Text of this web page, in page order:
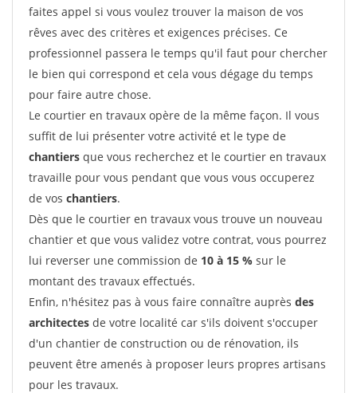
faites appel si vous voulez trouver la maison de vos
rêves avec des critères et exigences précises. Ce
professionnel passera le temps qu'il faut pour chercher
le bien qui correspond et cela vous dégage du temps
pour faire autre chose.
Le courtier en travaux opère de la même façon. Il vous
suffit de lui présenter votre activité et le type de
chantiers que vous recherchez et le courtier en travaux
travaille pour vous pendant que vous vous occuperez
de vos chantiers.
Dès que le courtier en travaux vous trouve un nouveau
chantier et que vous validez votre contrat, vous pourrez
lui reverser une commission de 10 à 15 % sur le
montant des travaux effectués.
Enfin, n'hésitez pas à vous faire connaître auprès des
architectes de votre localité car s'ils doivent s'occuper
d'un chantier de construction ou de rénovation, ils
peuvent être amenés à proposer leurs propres artisans
pour les travaux.